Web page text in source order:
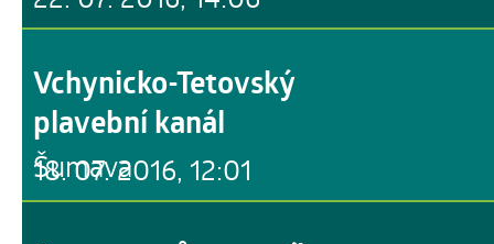
18. 07. 2016, 12:01
Vchynicko-Tetovský
plavební kanál
Šumava